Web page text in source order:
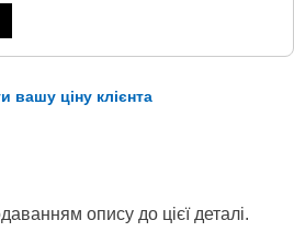
вашу ціну клієнта
опису до цієї деталі.